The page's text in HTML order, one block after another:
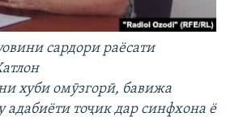
сардори раёсати
хуби омӯзгорӣ, бавижа
тоҷик дар синфхона ё